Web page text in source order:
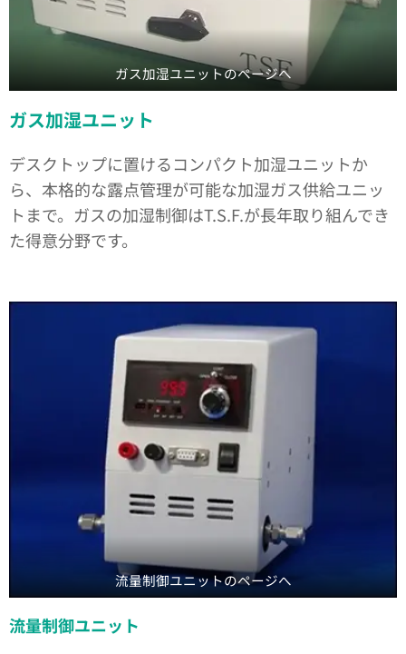
ガス加湿ユニットのページへ
ガス加湿ユニット
デスクトップに置けるコンパクト加湿ユニットか
ら、本格的な露点管理が可能な加湿ガス供給ユニッ
トまで。ガスの加湿制御はT.S.F.が長年取り組んでき
た得意分野です。
流量制御ユニットのページへ
流量制御ユニット